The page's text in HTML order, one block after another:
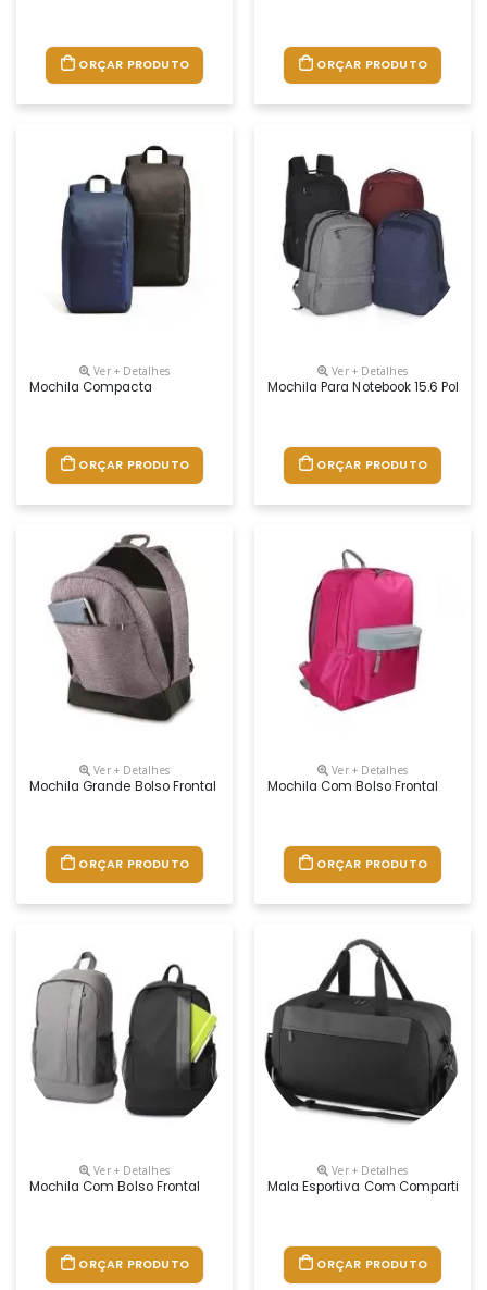
ORÇAR PRODUTO ORÇAR PRODUTO
Ver + Detalhes
Mochila Compacta
ORÇAR PRODUTO
Ver + Detalhes
Mochila Para Notebook 15.6
ORÇAR PRODUTO
Ver + Detalhes
Mochila Grande Bolso Frontal
ORÇAR PRODUTO
Ver + Detalhes
Mochila Com Bolso Frontal
ORÇAR PRODUTO
Ver + Detalhes
Mochila Com Bolso Frontal
ORÇAR PRODUTO
Ver + Detalhes
Mala Esportiva Com
ORÇAR PRODUTO